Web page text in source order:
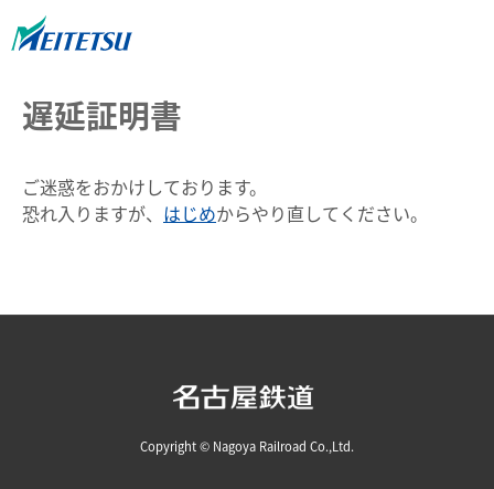
遅延証明書
ご迷惑をおかけしております。
恐れ入りますが、 はじめからやり直してください。
Copyright © Nagoya Railroad Co.,Ltd.